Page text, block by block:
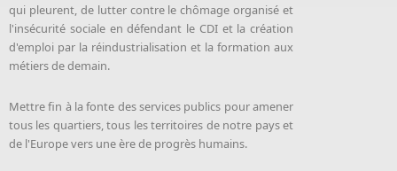
qui pleurent, de lut­ter contre le chô­mage or­gani­sé et
l'in­sécu­ri­té so­ciale en dé­fen­dant le CDI et la créa­tion
d'em­ploi par la ré­indus­tria­li­sa­tion et la for­ma­tion aux
mé­tiers de de­main.
Mettre fin à la fonte des ser­vices pu­blics pour ame­ner
tous les quar­tiers, tous les ter­ri­toires de notre pays et
de l'Eu­rope vers une ère de pro­grès hu­mains.